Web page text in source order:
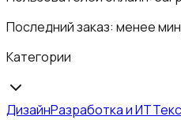
Последний заказ: менее
Категории
ДизайнРазработка и ИТ